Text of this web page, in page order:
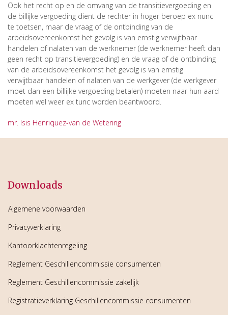
Ook het recht op en de omvang van de transitievergoeding en
de billijke vergoeding dient de rechter in hoger beroep ex nunc
te toetsen, maar de vraag of de ontbinding van de
arbeidsovereenkomst het gevolg is van ernstig verwijtbaar
handelen of nalaten van de werknemer (de werknemer heeft dan
geen recht op transitievergoeding) en de vraag of de ontbinding
van de arbeidsovereenkomst het gevolg is van ernstig
verwijtbaar handelen of nalaten van de werkgever (de werkgever
moet dan een billijke vergoeding betalen) moeten naar hun aard
moeten wel weer ex tunc worden beantwoord.
mr. Isis Henriquez-van de Wetering
Downloads
Algemene voorwaarden
Privacyverklaring
Kantoorklachtenregeling
Reglement Geschillencommissie consumenten
Reglement Geschillencommissie zakelijk
Registratieverklaring Geschillencommissie consumenten